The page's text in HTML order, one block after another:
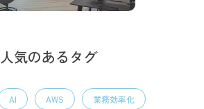
人気のあるタグ
AI AWS 業務効率化